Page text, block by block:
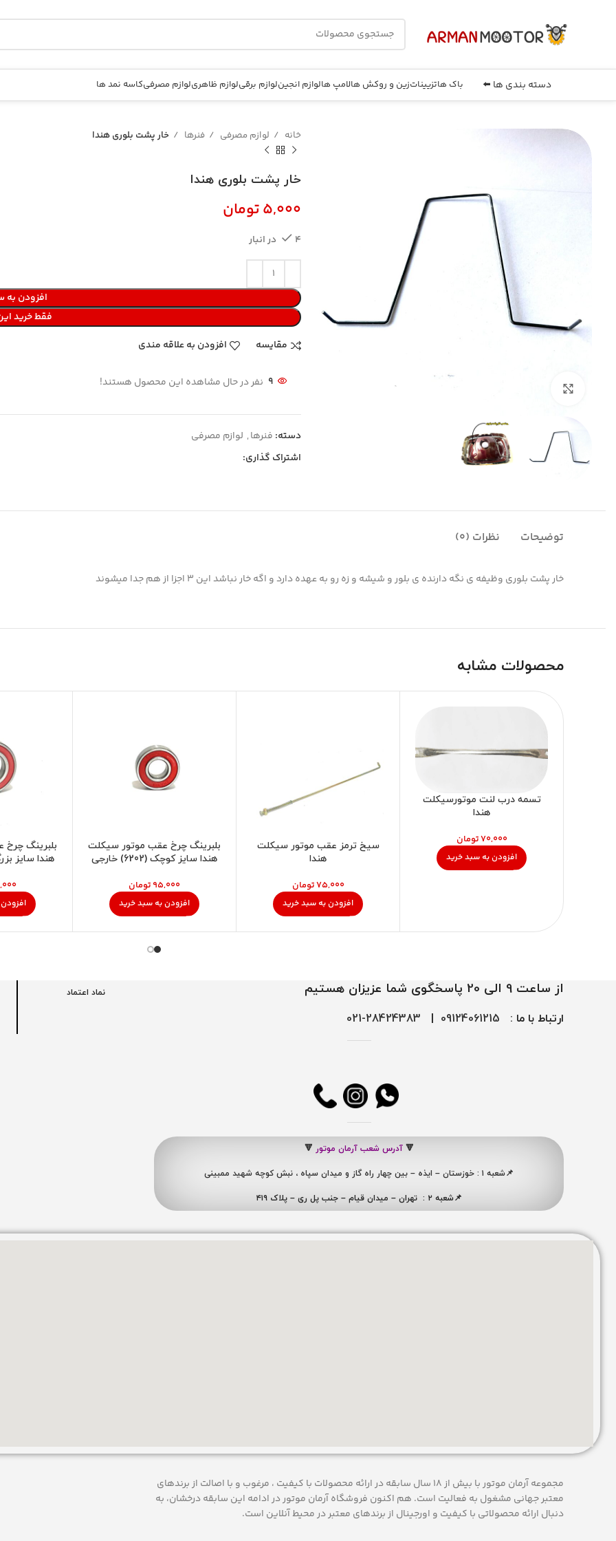
دسته بندی ها ⬅️ باک هاتزییناتزین و روکش هالامپ هالوازم انجینلوازم برقیلوازم ظاهریلوازم مصرفیکاسه نمد ها
خانه لوازم مصرفی فنرها خار پشت بلوری هندا
خار پشت بلوری هندا
تومان
4 در انبار
افزودن به
فقط خرید
مقایسه
افزودن به علاقه مندی
9 نفر در حال مشاهده این محصول هستند!
دسته: فنرها, لوازم مصرفی
اشتراک گذاری:
توضیحات نظرات (0)
خار پشت بلوری وظیفه ی نگه دارنده ی بلور و شیشه و زه رو به عهده دارد و اگه خار نباشد این 3 اجزا از هم جدا میشوند
محصولات مشابه
تسمه درب لنت موتورسیکلت
هندا
تومان
افزودن به سبد خرید
سیخ ترمز عقب موتور سیکلت
هندا
تومان
افزودن به سبد خرید
بلبرینگ چرخ عقب موتور سیکلت
هندا سایز کوچک (6202) خارجی
تومان
افزودن به سبد خرید
بلبرینگ
هندا سایز بزرگ ( 6302
از ساعت 9 الی 20 پاسخگوی شما عزیزان هستیم
ارتباط با ما : 09124061215
28424383-021
🔻 آدرس شعب آرمان موتور 🔻
📌شعبه ۱ : خوزستان – ایذه – بین چهار راه گاز و میدان سپاه ، نبش کوچه شهید ممبینی
📌شعبه ۲ : تهران – میدان قیام – جنب پل ری – پلاک ۴۱۹
مجموعه آرمان موتور با بیش از 18 سال سابقه در ارائه محصولات با کيفيت ، مرغوب و با اصالت از برندهای
معتبر جهانی مشغول به فعاليت است. هم اکنون فروشگاه آرمان موتوردر ادامه اين سابقه درخشان، به
دنبال ارائه محصولاتی با کيفيت و اورجينال از برندهای معتبر در محيط آنلاين است.
نماد اعتماد